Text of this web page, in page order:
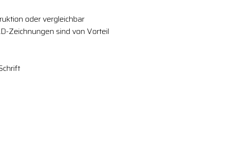
oder vergleichbar
Zeichnungen sind von Vorteil